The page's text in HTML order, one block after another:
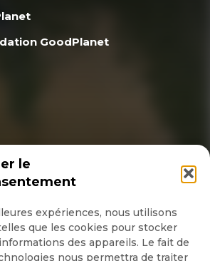
le
expériences, nous utilisons
que les cookies pour stocker
des appareils. Le fait de
nous permettra de traiter
GoodPlanet